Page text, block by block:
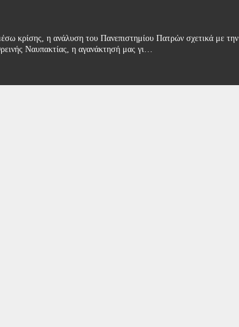
κρίσης, η ανάλυση του Πανεπιστημίου Πατρών σχετικά με την
Ναυπακτίας, η αγανάκτησή μας γι…